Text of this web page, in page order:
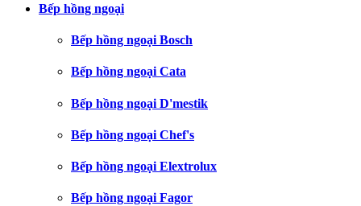
Bếp hồng ngoại
Bếp hồng ngoại Bosch
Bếp hồng ngoại Cata
Bếp hồng ngoại D'mestik
Bếp hồng ngoại Chef's
Bếp hồng ngoại Elextrolux
Bếp hồng ngoại Fagor